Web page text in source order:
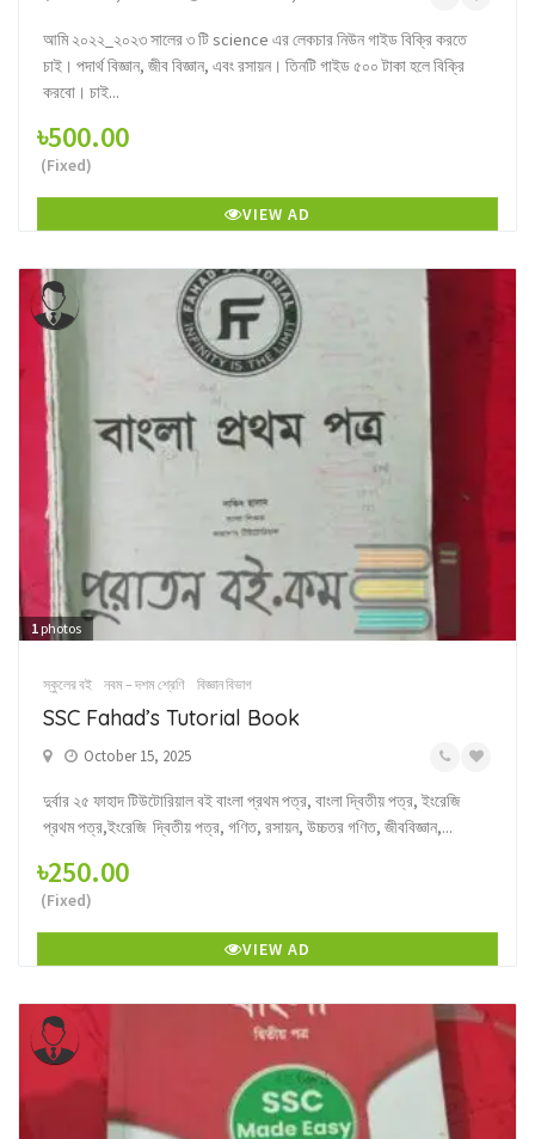
আমি ২০২২_২০২৩ সালের ৩ টি science এর লেকচার নিউন গাইড বিক্রি করতে
চাই। পদার্থ বিজ্ঞান, জীব বিজ্ঞান, এবং রসায়ন। তিনটি গাইড ৫০০ টাকা হলে বিক্রি
করবো। চাই...
৳500.00
(Fixed)
VIEW AD
1photos
স্কুলের বই নবম – দশম শ্রেণি বিজ্ঞান বিভাগ
SSC Fahad’s Tutorial Book
October 15, 2025
দুর্বার ২৫ ফাহাদ টিউটোরিয়াল বই বাংলা প্রথম পত্র, বাংলা দ্বিতীয় পত্র, ইংরেজি
প্রথম পত্র,ইংরেজি দ্বিতীয় পত্র, গণিত, রসায়ন, উচ্চতর গণিত, জীববিজ্ঞান,...
৳250.00
(Fixed)
VIEW AD